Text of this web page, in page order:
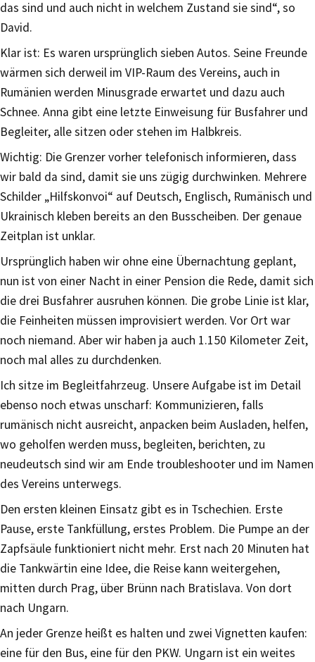
das sind und auch nicht in welchem Zustand sie sind“, so
David.
Klar ist: Es waren ursprünglich sieben Autos. Seine Freunde
wärmen sich derweil im VIP-Raum des Vereins, auch in
Rumänien werden Minusgrade erwartet und dazu auch
Schnee. Anna gibt eine letzte Einweisung für Busfahrer und
Begleiter, alle sitzen oder stehen im Halbkreis.
Wichtig: Die Grenzer vorher telefonisch informieren, dass
wir bald da sind, damit sie uns zügig durchwinken. Mehrere
Schilder „Hilfskonvoi“ auf Deutsch, Englisch, Rumänisch und
Ukrainisch kleben bereits an den Busscheiben. Der genaue
Zeitplan ist unklar.
Ursprünglich haben wir ohne eine Übernachtung geplant,
nun ist von einer Nacht in einer Pension die Rede, damit sich
die drei Busfahrer ausruhen können. Die grobe Linie ist klar,
die Feinheiten müssen improvisiert werden. Vor Ort war
noch niemand. Aber wir haben ja auch 1.150 Kilometer Zeit,
noch mal alles zu durchdenken.
Ich sitze im Begleitfahrzeug. Unsere Aufgabe ist im Detail
ebenso noch etwas unscharf: Kommunizieren, falls
rumänisch nicht ausreicht, anpacken beim Ausladen, helfen,
wo geholfen werden muss, begleiten, berichten, zu
neudeutsch sind wir am Ende troubleshooter und im Namen
des Vereins unterwegs.
Den ersten kleinen Einsatz gibt es in Tschechien. Erste
Pause, erste Tankfüllung, erstes Problem. Die Pumpe an der
Zapfsäule funktioniert nicht mehr. Erst nach 20 Minuten hat
die Tankwärtin eine Idee, die Reise kann weitergehen,
mitten durch Prag, über Brünn nach Bratislava. Von dort
nach Ungarn.
An jeder Grenze heißt es halten und zwei Vignetten kaufen:
eine für den Bus, eine für den PKW. Ungarn ist ein weites